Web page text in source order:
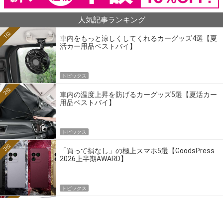
人気記事ランキング
車内をもっと涼しくしてくれるカーグッズ4選【夏
活カー用品ベストバイ】
1位
トピックス
車内の温度上昇を防げるカーグッズ5選【夏活カー
用品ベストバイ】
2位
トピックス
「買って損なし」の極上スマホ5選【GoodsPress
2026上半期AWARD】
3位
トピックス